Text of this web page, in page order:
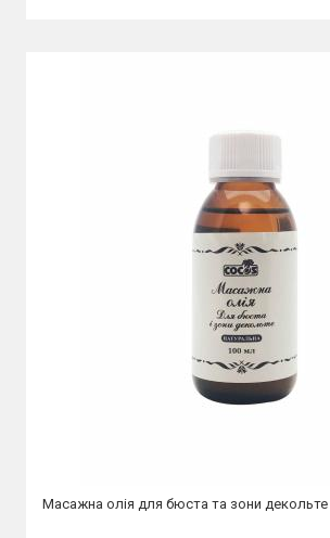
Масажна олія для бюста та зони